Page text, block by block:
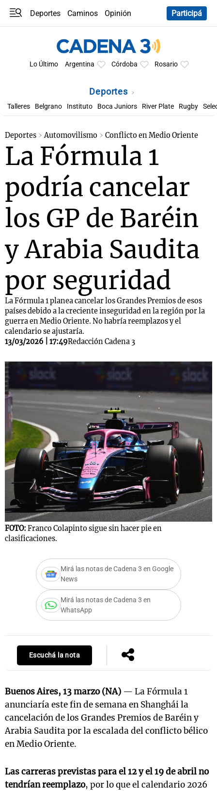
Deportes Caminos
Opinión
Participá
Lo Último Argentina Córdoba Rosario
Deportes
Talleres Belgrano Instituto Boca Juniors River Plate Rugby
Deportes Automovilismo Conflicto en Medio Oriente
La Fórmula 1
podría cancelar
los GP de Baréin
y Arabia Saudita
por seguridad
La Fórmula 1 planea cancelar los Grandes Premios de esos
países debido a la creciente inseguridad en la región por la
guerra en Medio Oriente. No habría reemplazos y el
calendario se ajustaría.
13/03/2026 | 17:49Redacción Cadena 3
FOTO: Franco Colapinto sigue sin hacer pie en
clasificaciones.
Mirá las notas de Cadena 3 en Google
News
Mirá las notas de Cadena 3 en
WhatsApp
Escuchá la nota
Buenos Aires, 13 marzo (NA) — La Fórmula 1
anunciaría este fin de semana en Shanghái la
cancelación de los Grandes Premios de Baréin y
Arabia Saudita por la escalada del conflicto bélico
en Medio Oriente.
Las carreras previstas para el 12 y el 19 de abril no
tendrían reemplazo, por lo que el calendario 2026
Notas
Mundial 2026
Notas
La Sole en
Cadena 3